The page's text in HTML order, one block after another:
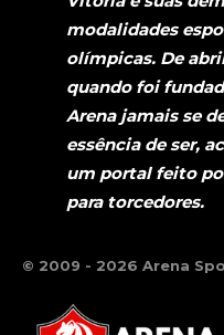
modalidades
olímpicas. De
quando foi
Arena jamais se
essência de ser,
um portal feito
para torcedores.
© 2009 - 2026 Arena